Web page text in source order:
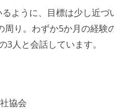
ように、目標は少し近づ
周り。わずか5か月の経験
人と会話しています。
協会